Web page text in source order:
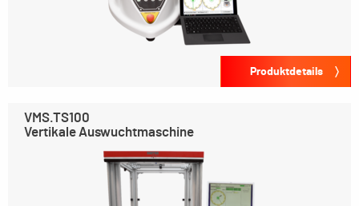
Produktdetails
VMS.TS100
Vertikale Auswuchtmaschine